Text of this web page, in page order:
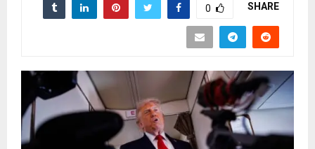
SHARE
0